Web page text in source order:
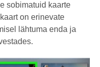
sobimatuid kaarte
on erinevate
lähtuma enda ja